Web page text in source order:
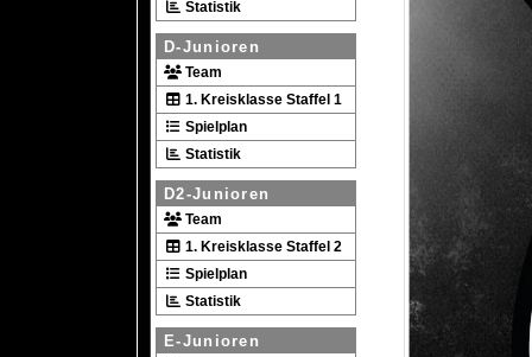
Statistik
D-Junioren
Team
1. Kreisklasse Staffel 1
Spielplan
Statistik
D2-Junioren
Team
1. Kreisklasse Staffel 2
Spielplan
Statistik
E-Junioren